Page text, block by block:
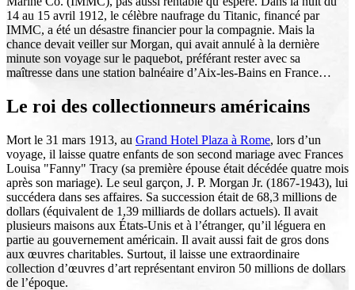
14 au 15 avril 1912, le célèbre naufrage du Titanic, financé par
IMMC, a été un désastre financier pour la compagnie. Mais la
chance devait veiller sur Morgan, qui avait annulé à la dernière
minute son voyage sur le paquebot, préférant rester avec sa
maîtresse dans une station balnéaire d’Aix-les-Bains en France…
Le roi des collectionneurs américains
Mort le 31 mars 1913, au Grand Hotel Plaza à Rome, lors d’un
voyage, il laisse quatre enfants de son second mariage avec Frances
Louisa "Fanny" Tracy (sa première épouse était décédée quatre mois
après son mariage). Le seul garçon, J. P. Morgan Jr. (1867-1943), lui
succédera dans ses affaires. Sa succession était de 68,3 millions de
dollars (équivalent de 1,39 milliards de dollars actuels). Il avait
plusieurs maisons aux États-Unis et à l’étranger, qu’il léguera en
partie au gouvernement américain. Il avait aussi fait de gros dons
aux œuvres charitables. Surtout, il laisse une extraordinaire
collection d’œuvres d’art représentant environ 50 millions de dollars
de l’époque.